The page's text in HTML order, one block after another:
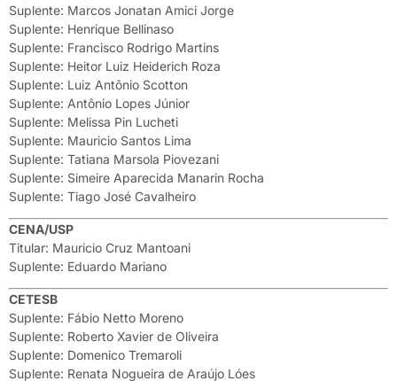
Suplente: Marcos Jonatan Amici Jorge
Suplente: Henrique Bellinaso
Suplente: Francisco Rodrigo Martins
Suplente: Heitor Luiz Heiderich Roza
Suplente: Luiz Antônio Scotton
Suplente: Antônio Lopes Júnior
Suplente: Melissa Pin Lucheti
Suplente: Mauricio Santos Lima
Suplente: Tatiana Marsola Piovezani
Suplente: Simeire Aparecida Manarin Rocha
Suplente: Tiago José Cavalheiro
CENA/USP
Titular: Mauricio Cruz Mantoani
Suplente: Eduardo Mariano
CETESB
Suplente: Fábio Netto Moreno
Suplente: Roberto Xavier de Oliveira
Suplente: Domenico Tremaroli
Suplente: Renata Nogueira de Araújo Lóes